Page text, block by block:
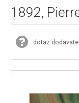
1892,
dotaz